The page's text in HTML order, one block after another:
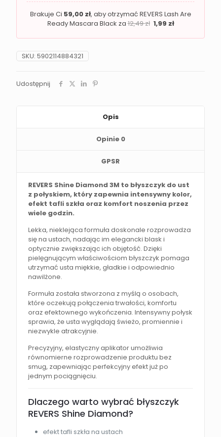
Brakuje Ci 59,00 zł, aby otrzymać REVERS Lash Are
Ready Mascara Black za12,49zł 1,99 zł
SKU: 5902114884321
Udostępnij
Opis
Opinie 0
GPSR
REVERS Shine Diamond 3M to błyszczyk do ust
z połyskiem, który zapewnia intensywny kolor,
efekt tafli szkła oraz komfort noszenia przez
wiele godzin.
Lekka, nieklejąca formuła doskonale rozprowadza
się na ustach, nadając im elegancki blask i
optycznie zwiększając ich objętość. Dzięki
pielęgnującym właściwościom błyszczyk pomaga
utrzymać usta miękkie, gładkie i odpowiednio
nawilżone.
Formuła została stworzona z myślą o osobach,
które oczekują połączenia trwałości, komfortu
oraz efektownego wykończenia. Intensywny połysk
sprawia, że usta wyglądają świeżo, promiennie i
niezwykle atrakcyjnie.
Precyzyjny, elastyczny aplikator umożliwia
równomierne rozprowadzenie produktu bez
smug, zapewniając perfekcyjny efekt już po
jednym pociągnięciu.
Dlaczego warto wybrać błyszczyk
REVERS Shine Diamond?
efekt tafli szkła na ustach